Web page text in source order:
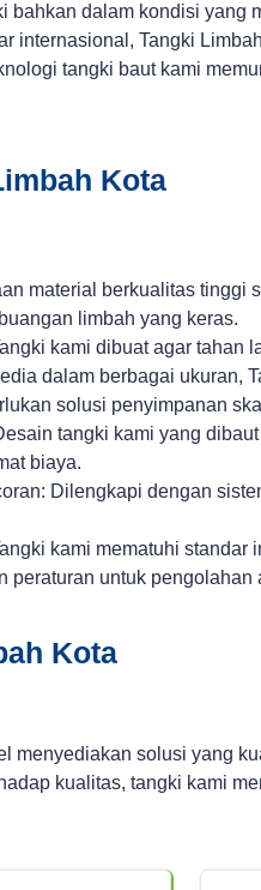
bahkan dalam kondisi yang
internasional, Tangki
tangki baut kami
Kota
material berkualitas
limbah yang keras.
kami dibuat agar
dalam berbagai ukuran,
solusi penyimpanan
tangki kami yang
biaya.
Dilengkapi dengan
kami mematuhi
peraturan untuk pengolahan
Kota
menyediakan solusi yang
kualitas, tangki kami